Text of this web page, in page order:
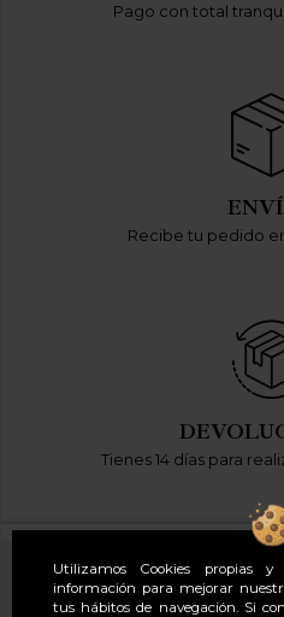
Utilizamos Cookies propias
información para mejorar
tus hábitos de navegación. Si
Pago con total
Recibe tu pedido
Tienes 14 días para